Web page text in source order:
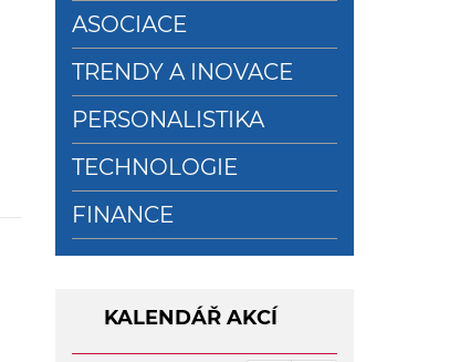
ASOCIACE
TRENDY A INOVACE
PERSONALISTIKA
TECHNOLOGIE
FINANCE
KALENDÁŘ AKCÍ